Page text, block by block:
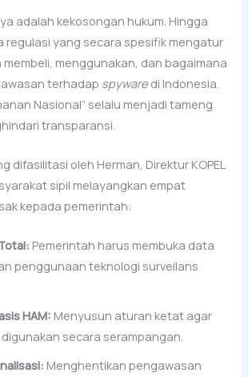
adalah kekosongan hukum. Hingga
regulasi yang secara spesifik mengatur
menggunakan, dan bagaimana
terhadap spyware di Indonesia.
Nasional” selalu menjadi tameng
transparansi.
difasilitasi oleh Herman, Direktur KOPEL
sipil melayangkan empat
kepada pemerintah:
Pemerintah harus membuka data
penggunaan teknologi surveilans
HAM: Menyusun aturan ketat agar
secara serampangan.
Menghentikan pengawasan